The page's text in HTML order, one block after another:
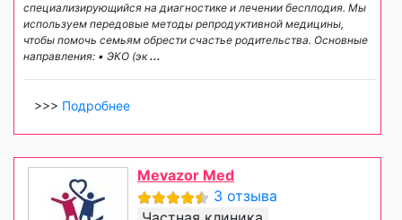
специализирующийся на диагностике и лечении бесплодия. Мы
используем передовые методы репродуктивной медицины,
чтобы помочь семьям обрести счастье родительства. Основные
направления: ▪️ ЭКО (эк...
>>> Подробнее
Mevazor Med
3 отзыва